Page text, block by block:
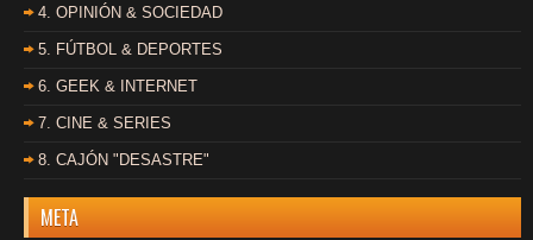
4. OPINIÓN & SOCIEDAD
5. FÚTBOL & DEPORTES
6. GEEK & INTERNET
7. CINE & SERIES
8. CAJÓN "DESASTRE"
META